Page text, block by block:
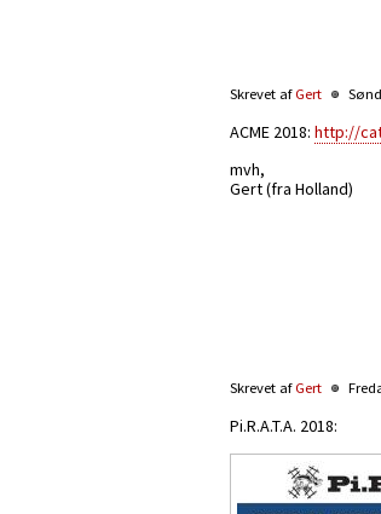
Skrevet af Gert
ACME 2018: http://
mvh,
Gert (fra Holland)
Skrevet af Gert
Pi.R.A.T.A. 2018: